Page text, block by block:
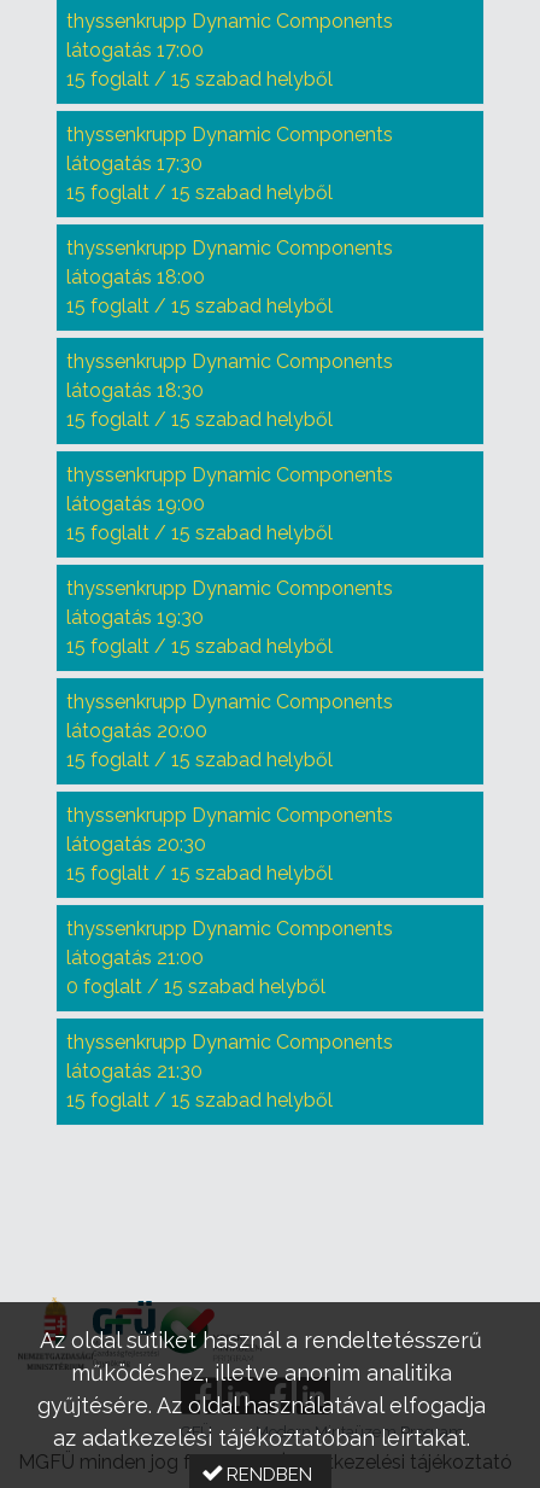
thyssenkrupp Dynamic Components
látogatás 17:00
15 foglalt / 15 szabad helyből
thyssenkrupp Dynamic Components
látogatás 17:30
15 foglalt / 15 szabad helyből
thyssenkrupp Dynamic Components
látogatás 18:00
15 foglalt / 15 szabad helyből
thyssenkrupp Dynamic Components
látogatás 18:30
15 foglalt / 15 szabad helyből
thyssenkrupp Dynamic Components
látogatás 19:00
15 foglalt / 15 szabad helyből
thyssenkrupp Dynamic Components
látogatás 19:30
15 foglalt / 15 szabad helyből
thyssenkrupp Dynamic Components
látogatás 20:00
15 foglalt / 15 szabad helyből
thyssenkrupp Dynamic Components
látogatás 20:30
15 foglalt / 15 szabad helyből
thyssenkrupp Dynamic Components
látogatás 21:00
0 foglalt / 15 szabad helyből
thyssenkrupp Dynamic Components
látogatás 21:30
15 foglalt / 15 szabad helyből
GFÜ Modern Mintaüzem Program
MGFÜ minden jog fenntartva |Adatkezelési tájékoztató
Az oldal sütiket használ a rendeltetésszerű
működéshez, illetve anonim analitika
gyűjtésére. Az oldal használatával elfogadja
az adatkezelési tájékoztatóban leírtakat.
RENDBEN